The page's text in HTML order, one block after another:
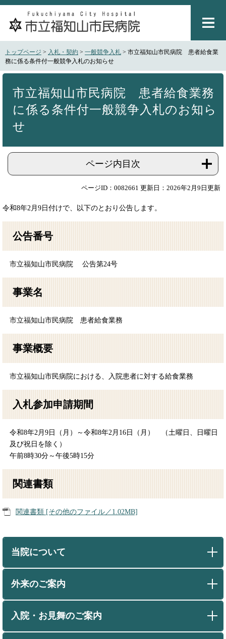
ペ
頭
で
メ
飛
ば
トップページ > 入札・契約 > 一般競争入札 > 市立福知山市民病院 患者給食業
務に係る条件付一般競争入札のお知らせ
市立福知山市民病院 患者給食業務
に係る条件付一般競争入札のお知ら
せ
ページ内目次
ページID：0082661 更新日：2026年2月9日更新
令和8年2月9日付けで、以下のとおり公告します。
公告番号
市立福知山市民病院 公告第24号
事業名
市立福知山市民病院 患者給食業務
事業概要
市立福知山市民病院における、入院患者に対する給食業務
入札参加申請期間
令和8年2月9日（月）～令和8年2月16日（月） （土曜日、日曜日
及び祝日を除く）
午前8時30分～午後5時15分
関連書類
関連書類 [その他のファイル／1.02MB]
当院について
外来のご案内
入院・お見舞のご案内